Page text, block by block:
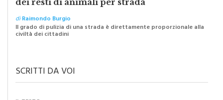
I “macellai” abusivi e l’abbandono selvaggio
dei resti di animali per strada
diRaimondo Burgio
SCRITTI DA VOI